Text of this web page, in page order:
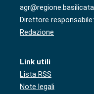
Direttore responsabile:
Redazione
Link utili
Lista RSS
Note legali